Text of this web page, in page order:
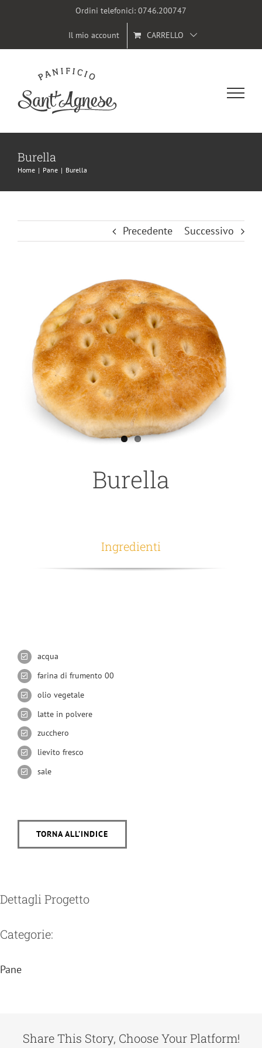
Ordini telefonici: 0746.200747
Il mio account CARRELLO
Burella
Home | Pane | Burella
Precedente Successivo
immagine
Burella
Ingredienti
acqua
farina di frumento 00
olio vegetale
latte in polvere
zucchero
lievito fresco
sale
TORNA ALL’INDICE
Dettagli Progetto
Categorie:
Pane
Share This Story, Choose Your Platform!